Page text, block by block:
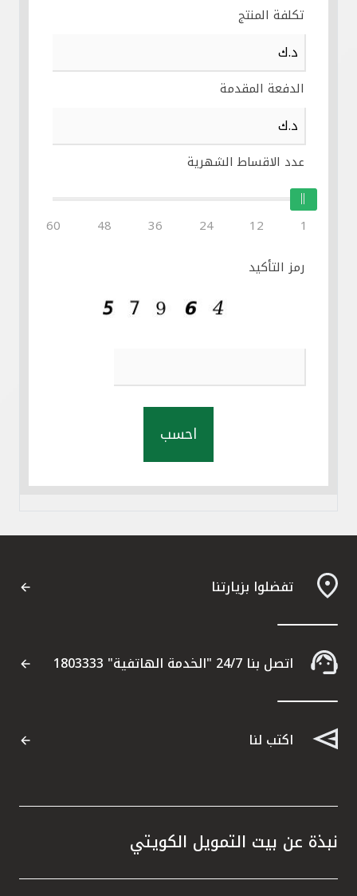
مملكة البحرين
تكلفة المنتج
الدفعة المقدمة
عدد الاقساط الشهرية
1
12
24
36
48
60
رمز التأكيد
احسب
تفضلوا بزيارتنا
اتصل بنا 24/7 "الخدمة الهاتفية" 1803333
اكتب لنا
نبذة عن بيت التمويل الكويتي